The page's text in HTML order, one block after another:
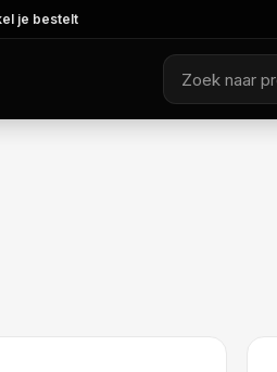
je bestelt